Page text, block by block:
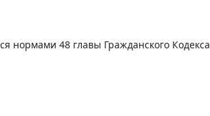
нормами 48 главы Гражданского Кодекса